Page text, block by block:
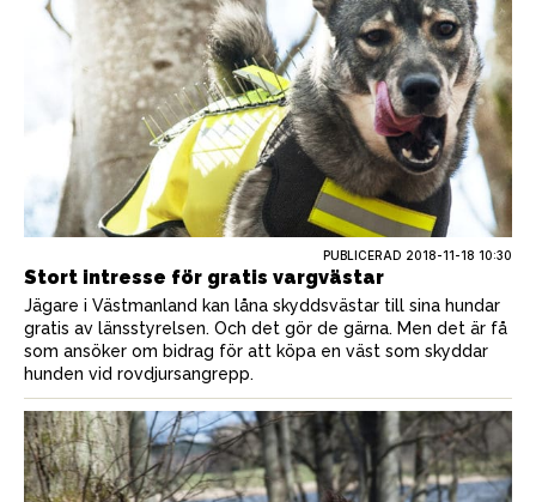
PUBLICERAD 2018-11-18 10:30
Stort intresse för gratis vargvästar
Jägare i Västmanland kan låna skyddsvästar till sina hundar
gratis av länsstyrelsen. Och det gör de gärna. Men det är få
som ansöker om bidrag för att köpa en väst som skyddar
hunden vid rovdjursangrepp.